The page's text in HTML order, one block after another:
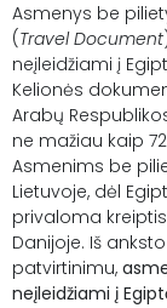
Asmenys be
(Travel Document
neįleidžiami į
Kelionės
Arabų
ne mažiau kaip
Asmenims be
Lietuvoje, dėl
privaloma
Danijoje. Iš
patvirtinimu,
neįleidžiami į